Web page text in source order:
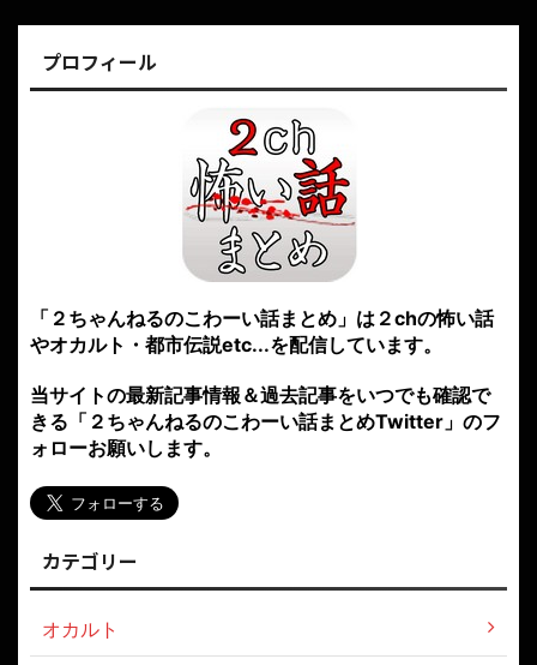
プロフィール
「２ちゃんねるのこわーい話まとめ」は２chの怖い話
やオカルト・都市伝説etc...を配信しています。
当サイトの最新記事情報＆過去記事をいつでも確認で
きる「２ちゃんねるのこわーい話まとめTwitter」のフ
ォローお願いします。
カテゴリー
オカルト